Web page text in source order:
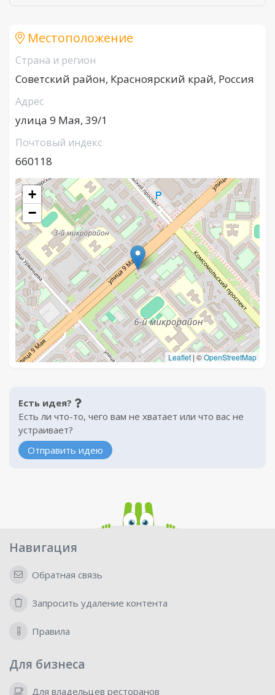
Местоположение
Страна и регион
Советский район, Красноярский край, Россия
Адрес
улица 9 Мая, 39/1
Почтовый индекс
660118
+
−
Leaflet | ©OpenStreetMap
Есть идея?
Есть ли что-то, чего вам не хватает или что вас не
устраивает?
Отправить идею
Навигация
Обратная связь
Запросить удаление контента
Правила
Для бизнеса
Для владельцев ресторанов